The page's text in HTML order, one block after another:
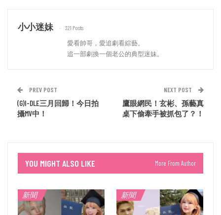
小小迷妹 321 Posts
愛看帥哥，愛追劇看綜藝。
追一部劇換一個老公的典型迷妹。
PREV POST
(G)I-DLE三月回歸！今日拍
攝MV中！
NEXT POST
鷹眼網民！玄彬、孫藝真
桌下偷牽手被抓包了？！
YOU MIGHT ALSO LIKE More From Author
新聞 新聞